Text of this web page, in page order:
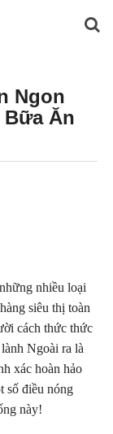
Ngon
Ăn
nhiều loại
siêu thị toàn
cách thức thức
Ngoài ra là
xác hoàn hảo
số điều nóng
này!